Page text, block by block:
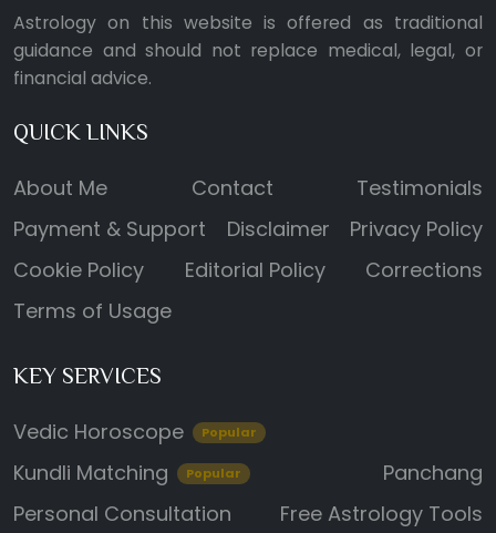
Astrology on this website is offered as traditional
guidance and should not replace medical, legal, or
financial advice.
QUICK LINKS
About Me Contact
Testimonials
Payment & Support
Disclaimer
Privacy Policy
Cookie Policy
Editorial Policy
Corrections
Terms of Usage
KEY SERVICES
Vedic Horoscope Popular
Kundli Matching Popular
Panchang
Personal Consultation
Free Astrology Tools